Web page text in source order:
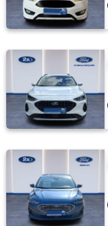
BENZ
MINI
MITSUBISHI
MOTORSIKLET
NISSAN
OPEL
PEUGEOT
RENAULT
SKODA
SSANGYONG